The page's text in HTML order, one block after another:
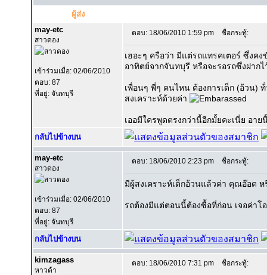
ผู้ส่ง
may-etc
สาวดอง
เข้าร่วมเมื่อ: 02/06/2010
ตอบ: 87
ที่อยู่: จันทบุรี
ตอบ: 18/06/2010 1:59 pm ชื่อกระทู้:
เฮอะๆ ครือว่า มีแต่รถแทรคเตอร์ ซึ่งค
อาทิตย์จากจันทบุรี หรือจะรอรถซึ่งฝาก
เพื่อนๆ พี่ๆ คนไหน ต้องการเด็ก (อ้วน)
สงเคราะห์ด้วยค่า
เออมีใครพูดตรงกว่านี้อีกมั้ยคะเนี่ย อา
กลับไปข้างบน
may-etc
สาวดอง
เข้าร่วมเมื่อ: 02/06/2010
ตอบ: 87
ที่อยู่: จันทบุรี
ตอบ: 18/06/2010 2:23 pm ชื่อกระทู้:
มีผู้สงเคราะห์เด็กอ้วนแล้วค่า คุณอ๊อด
รถต้องมีแต่ตอนนี้ต้องซื้อที่ก่อน เจอค่าโ
กลับไปข้างบน
kimzagass
หาวด้า
ตอบ: 18/06/2010 7:31 pm ชื่อกระทู้: